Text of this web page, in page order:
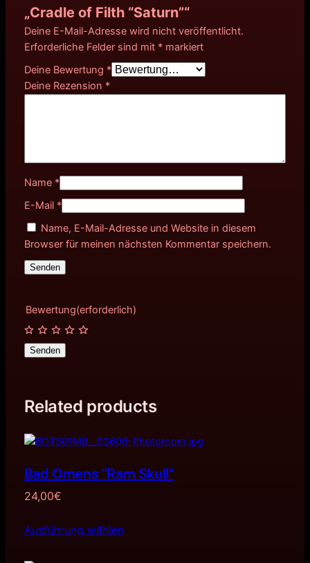
„Cradle of Filth “Saturn”“
Deine E-Mail-Adresse wird nicht veröffentlicht.
Erforderliche Felder sind mit *markiert
Deine Bewertung *
Deine Rezension *
Name *
E-Mail *
Name, E-Mail-Adresse und Website in diesem
Browser für meinen nächsten Kommentar speichern.
Bewertung(erforderlich)
Senden
Related products
Bad Omens “Ram Skull”
24,00€
Ausführung wählen